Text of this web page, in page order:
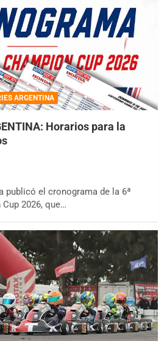
ARGENTINA
Horarios para la
publicó el cronograma de la 6ª
2026, que…